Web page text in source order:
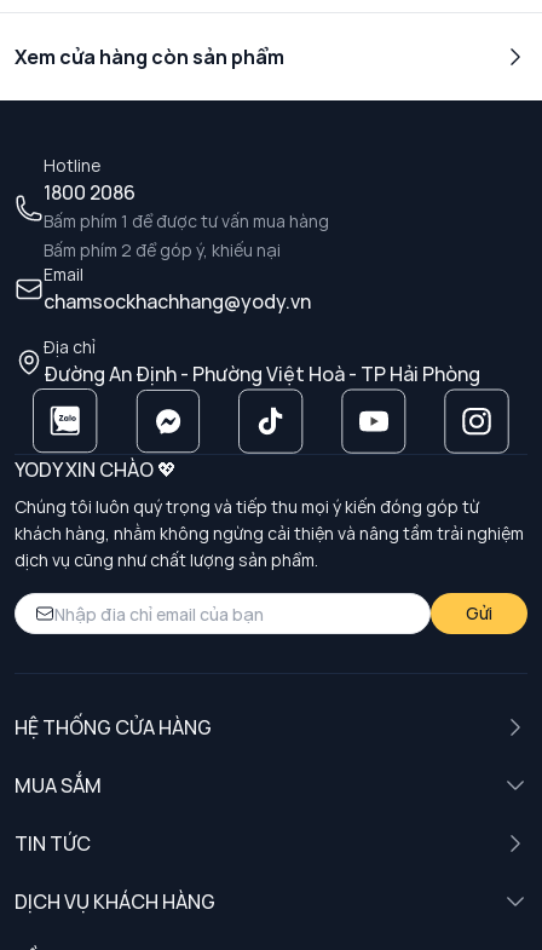
Xem cửa hàng còn sản phẩm
Hotline
1800 2086
Bấm phím 1 để được tư vấn mua hàng
Bấm phím 2 để góp ý, khiếu nại
Email
chamsockhachhang@yody.vn
Địa chỉ
Đường An Định - Phường Việt Hoà - TP Hải Phòng
YODY XIN CHÀO 💖
Chúng tôi luôn quý trọng và tiếp thu mọi ý kiến đóng góp từ
khách hàng, nhằm không ngừng cải thiện và nâng tầm trải nghiệm
dịch vụ cũng như chất lượng sản phẩm.
Gửi
HỆ THỐNG CỬA HÀNG
MUA SẮM
TIN TỨC
DỊCH VỤ KHÁCH HÀNG
Chính sách khách hàng thân thiết